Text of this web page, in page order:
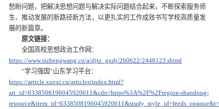
愁盼问题，把解决思想问题与解决实际问题结合起来，不断探索服务师
生、推动发展的新路径新方法，以更扎实的工作成效书写学校高质量发
展的新篇章。
原文链接：
全国高校思想政治工作网：
https://www.sizhengwang.cn/a/djtz_gxdj/260622/2448123.shtml
“学习强国”山东学习平台：
https://article.xuexi.cn/articles/index.html?
art_id=6338508196045920611&cdn=https%3A%2F%2Fregion-shandong-